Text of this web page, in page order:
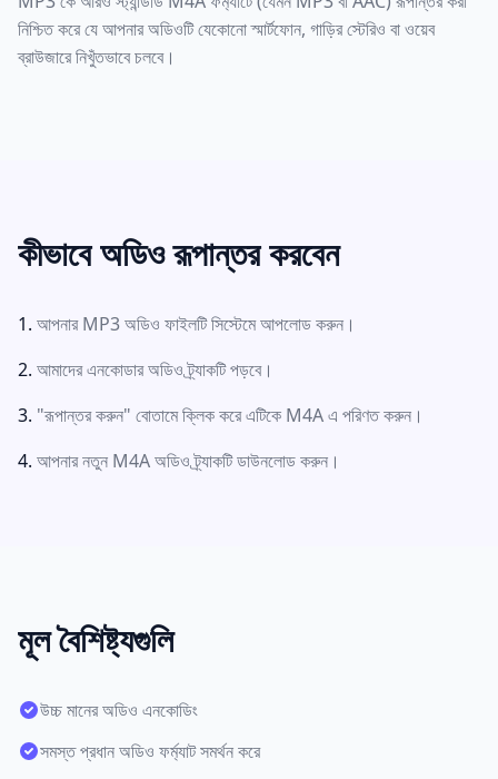
নিশ্চিত করে যে আপনার অডিওটি যেকোনো স্মার্টফোন, গাড়ির স্টেরিও বা ওয়েব
ব্রাউজারে নিখুঁতভাবে চলবে।
কীভাবে অডিও রূপান্তর করবেন
আপনার MP3 অডিও ফাইলটি সিস্টেমে আপলোড করুন।
আমাদের এনকোডার অডিও ট্র্যাকটি পড়বে।
"রূপান্তর করুন" বোতামে ক্লিক করে এটিকে M4A এ পরিণত করুন।
আপনার নতুন M4A অডিও ট্র্যাকটি ডাউনলোড করুন।
মূল বৈশিষ্ট্যগুলি
উচ্চ মানের অডিও এনকোডিং
সমস্ত প্রধান অডিও ফর্ম্যাট সমর্থন করে